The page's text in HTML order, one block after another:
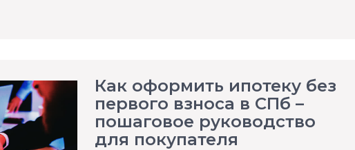
Как оформить ипотеку без
первого взноса в СПб –
пошаговое руководство
для покупателя